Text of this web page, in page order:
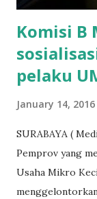
Komisi B
pelaku
January 14, 2016
SURABAYA (
Pemprov yang
Usaha Mikro